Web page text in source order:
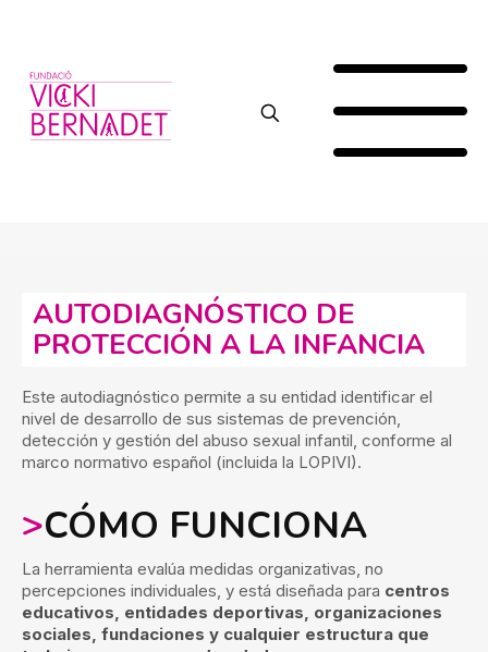
AUTODIAGNÓSTICO DE
PROTECCIÓN A LA INFANCIA
Este autodiagnóstico permite a su entidad identificar el
nivel de desarrollo de sus sistemas de prevención,
detección y gestión del abuso sexual infantil, conforme al
marco normativo español (incluida la LOPIVI).
>CÓMO FUNCIONA
La herramienta evalúa medidas organizativas, no
percepciones individuales, y está diseñada para centros
educativos, entidades deportivas, organizaciones
sociales, fundaciones y cualquier estructura que